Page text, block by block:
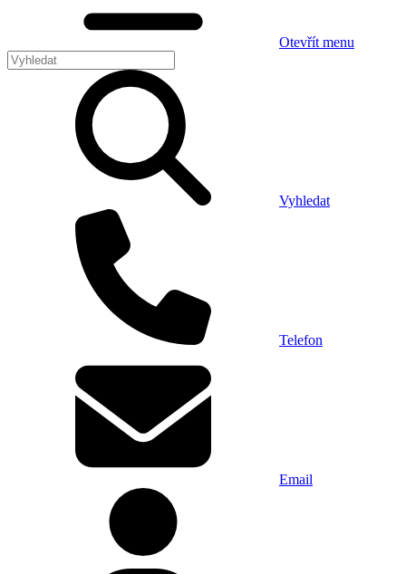
Otevřít menu
Vyhledat
Telefon
Email